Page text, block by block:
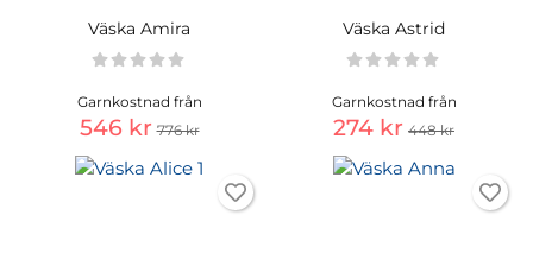
Väska Amira
Garnkostnad från
546 kr 776 kr
Väska Astrid
Garnkostnad från
274 kr 448 kr